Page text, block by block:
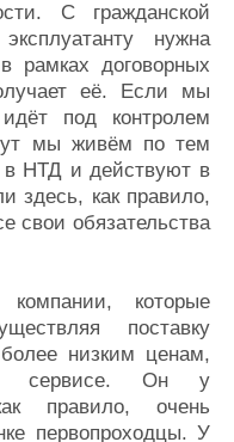
С гражданской
нужна
рамках договорных
её. Если мы
под контролем
мы живём по тем
в НТД и действуют в
здесь, как правило,
свои обязательства
которые
поставку
низким ценам,
сервисе. Он у
правило, очень
первопроходцы. У